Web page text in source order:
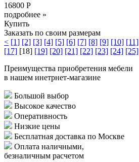
16800 Р
подробнее »
Купить
Заказать по своим размерам
< [1] [2] [3] [4] [5] [6] [7] [8] [9] [10] [11]
[17] [18] [19] [20] [21] [22] [23] [24] [25]
Преимущества приобретения мебели
в нашем инетрнет-магазине
Большой выбор
Высокое качество
Оперативность
Низкие цены
Бесплатная доставка по Москве
Оплата наличными,
безналичным расчетом